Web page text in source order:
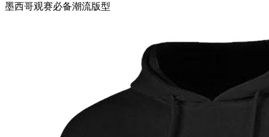
墨西哥观赛必备潮流版型